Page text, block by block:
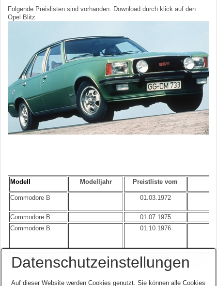
Folgende Preislisten sind vorhanden. Download durch klick auf den
Opel Blitz
Modell Modelljahr Preistliste vom
Commodore B 01.03.1972
Commodore B
01.07.1975
Commodore B
01.10.1976
Commodore B 01.12.1976
Datenschutzeinstellungen
Auf dieser Website werden Cookies genutzt. Sie können alle Cookies